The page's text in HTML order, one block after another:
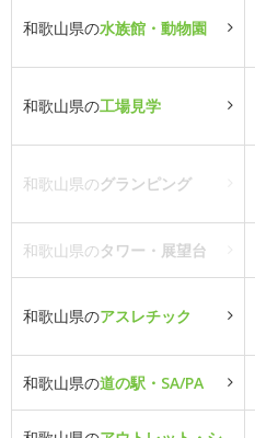
和歌山県の水族館・動物園
和歌山県の工場見学
和歌山県のグランピング
和歌山県のタワー・展望台
和歌山県のアスレチック
和歌山県の道の駅・SA/PA